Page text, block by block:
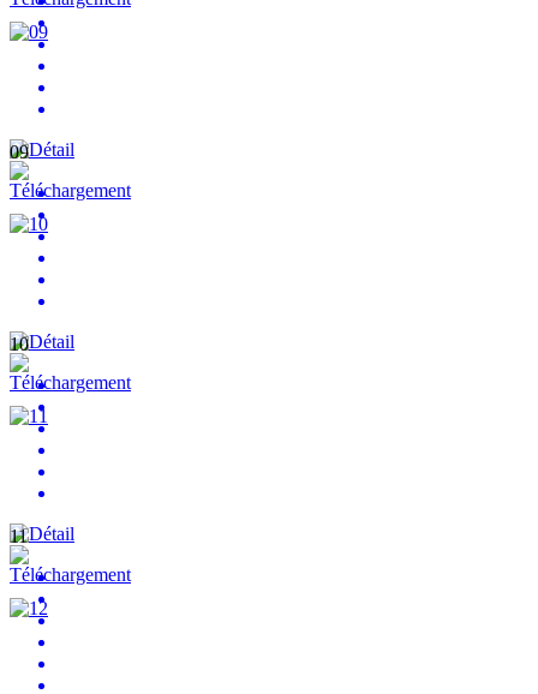
09
10
11